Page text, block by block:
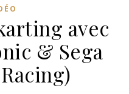
avec
& Sega